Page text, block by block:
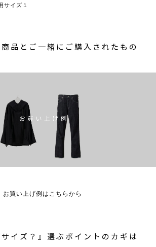
サイズ１
品とご一緒にご購入されたもの
お買い上げ例はこちらから
サイズ？』選ぶポイントのカギは